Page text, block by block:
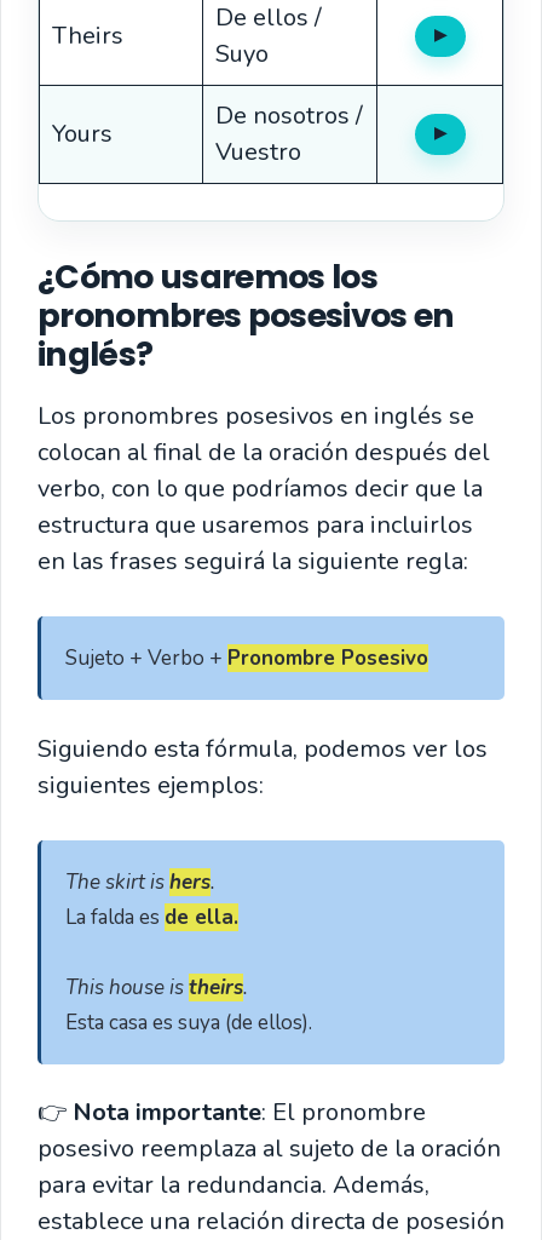
Theirs
De ellos /
Suyo
▶Oír
Yours
De nosotros /
Vuestro
▶Oír
¿Cómo usaremos los
pronombres posesivos en
inglés?
Los pronombres posesivos en inglés se
colocan al final de la oración después del
verbo, con lo que podríamos decir que la
estructura que usaremos para incluirlos
en las frases seguirá la siguiente regla:
Sujeto + Verbo + Pronombre Posesivo
Siguiendo esta fórmula, podemos ver los
siguientes ejemplos:
The skirt is hers.
La falda es de ella.
This house is theirs.
Esta casa es suya (de ellos).
👉 Nota importante: El pronombre
posesivo reemplaza al sujeto de la oración
para evitar la redundancia. Además,
establece una relación directa de posesión